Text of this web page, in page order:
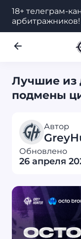
18+ телеграм-
арбитражников!
18+ телеграм-
арбитражников!
Лучшие из
подмены
Автор
Обновлено
26 апреля